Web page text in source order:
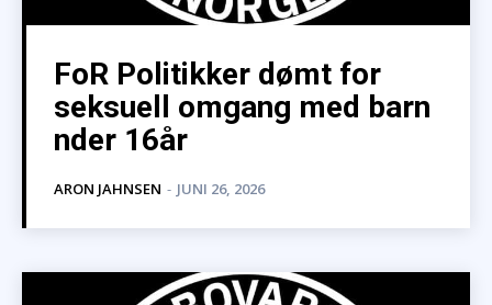
FoR Politikker dømt for
seksuell omgang med barn
nder 16år
ARON JAHNSEN - JUNI 26, 2026